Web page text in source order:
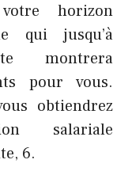
horizon
qui jusqu’à
montrera
pour vous.
obtiendrez
salariale
6.